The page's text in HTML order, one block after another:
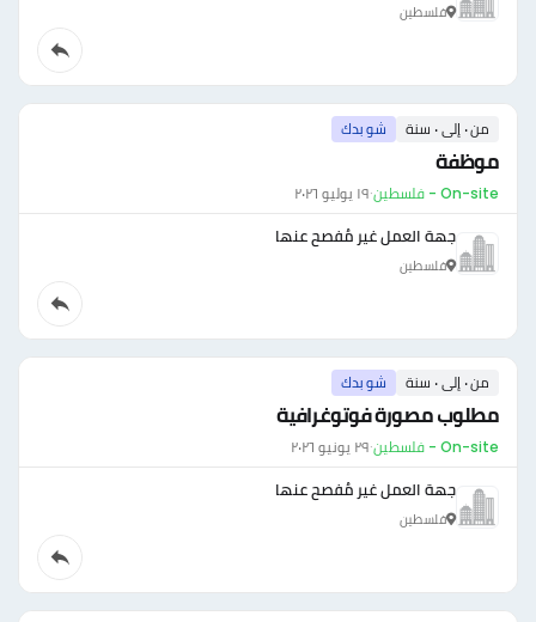
فلسطين
من ٠ إلى ٠ سنة شو بدك
موظفة
On-site - فلسطين ·١٩ يوليو ٢٠٢٦
جهة العمل غير مُفصح عنها
فلسطين
من ٠ إلى ٠ سنة شو بدك
مطلوب مصورة فوتوغرافية
On-site - فلسطين ·٢٩ يونيو ٢٠٢٦
جهة العمل غير مُفصح عنها
فلسطين